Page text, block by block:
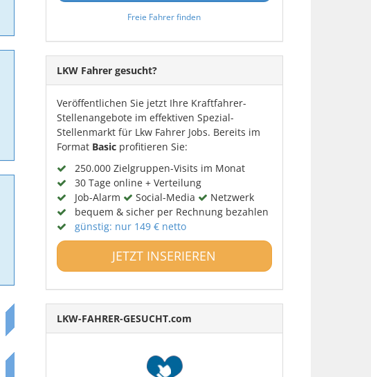
Freie Fahrer finden
LKW Fahrer gesucht?
Veröffentlichen Sie jetzt Ihre Kraftfahrer-
Stellenangebote im effektiven Spezial-
Stellenmarkt für Lkw Fahrer Jobs. Bereits im
Format Basicprofitieren Sie:
250.000 Zielgruppen-Visits im Monat
30 Tage online + Verteilung
Job-Alarm
Social-Media
Netzwerk
bequem & sicher per Rechnung bezahlen
günstig: nur 149 € netto
JETZT INSERIEREN
LKW-FAHRER-GESUCHT.com